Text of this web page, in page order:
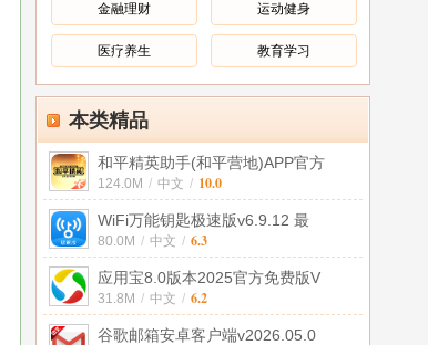
金融理财 运动健身
医疗养生 教育学习
本类精品
和平精英助手(和平营地)APP官方
124.0M / 中文 / 10.0
WiFi万能钥匙极速版v6.9.12 最
80.0M / 中文 / 6.3
应用宝8.0版本2025官方免费版V
31.8M / 中文 / 6.2
谷歌邮箱安卓客户端v2026.05.0